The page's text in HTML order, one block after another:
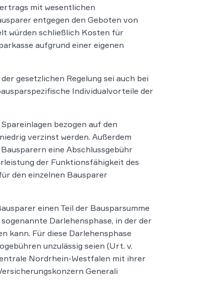
mit wesentlichen
entgegen den Geboten von
würden schließlich Kosten für
aufgrund einer eigenen
gesetzlichen Regelung sei auch bei
Individualvorteile der
bezogen auf den
verzinst werden. Außerdem
eine Abschlussgebühr
der Funktionsfähigkeit des
den einzelnen Bausparer
einen Teil der Bausparsumme
Darlehensphase, in der der
kann. Für diese Darlehensphase
unzulässig seien (Urt. v.
Nordrhein-Westfalen mit ihrer
Generali